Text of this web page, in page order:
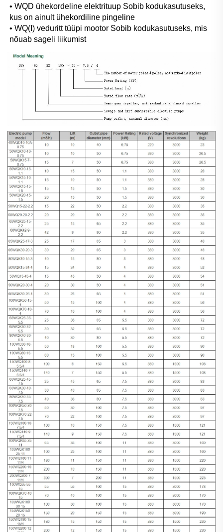
• WQD ühekordeline elektrituup Sobib kodukasutuseks,
kus on ainult ühekordiline pingeline
• WQ(I) veduritt tüüpi mootor Sobib kodukasutuseks, mis
nõuab sageli liikumist